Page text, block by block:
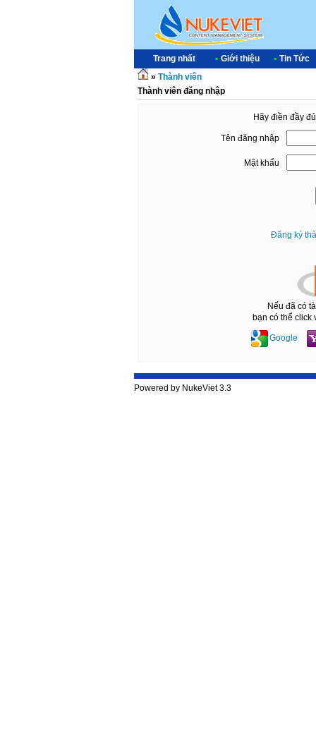
Trang nhất • Giới thiệu • Tin Tức
» Thành viên
Thành viên đăng nhập
Hãy điền đầy
Tên đăng nhập
Mật khẩu
Đăng ký
Nếu đã có
bạn có thể click
Google
Powered by NukeViet 3.3